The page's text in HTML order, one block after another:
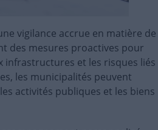
vigilance accrue en matière de
des mesures proactives pour
infrastructures et les risques liés
les municipalités peuvent
activités publiques et les biens